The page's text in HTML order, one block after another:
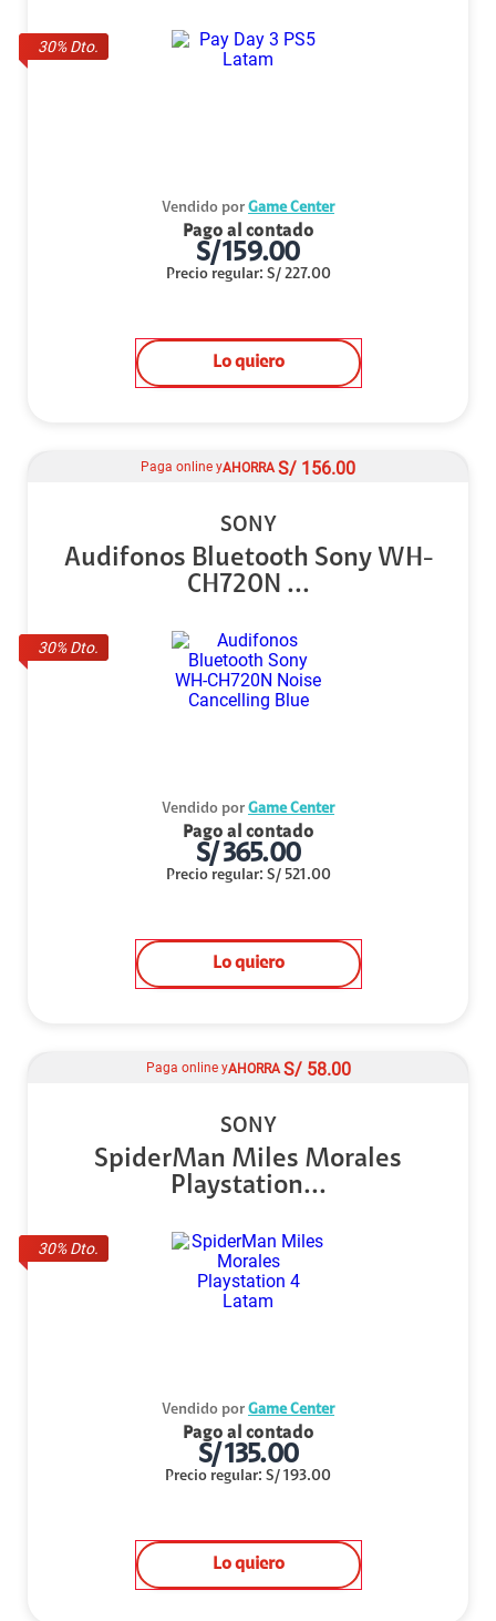
30% Dto.
Vendido por Game Center
Pago al contado
S/159.00
Precio regular: S/ 227.00
Lo quiero
30% Dto.
Paga online yAHORRA S/ 156.00
SONY
Audifonos Bluetooth Sony WH-
CH720N ...
Vendido por Game Center
Pago al contado
S/365.00
Precio regular: S/ 521.00
Lo quiero
30% Dto.
Paga online yAHORRA S/ 58.00
SONY
SpiderMan Miles Morales
Playstation...
Vendido por Game Center
Pago al contado
S/135.00
Precio regular: S/ 193.00
Lo quiero